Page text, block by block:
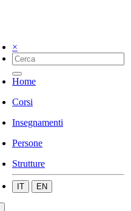
×
Home
Corsi
Insegnamenti
Persone
Strutture
IT EN